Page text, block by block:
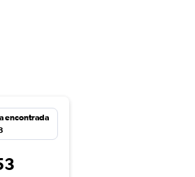
encontrada